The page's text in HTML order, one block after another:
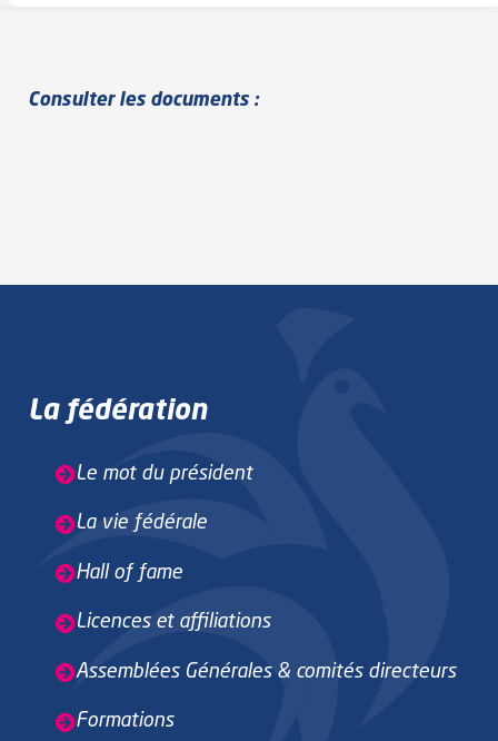
Consulter les documents :
La fédération
Le mot du président
La vie fédérale
Hall of fame
Licences et affiliations
Assemblées Générales & comités directeurs
Formations